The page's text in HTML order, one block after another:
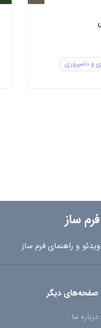
و دامپروری
ساز
و راهنمای فرم ساز
صفحه‌های دیگر
درباره ما